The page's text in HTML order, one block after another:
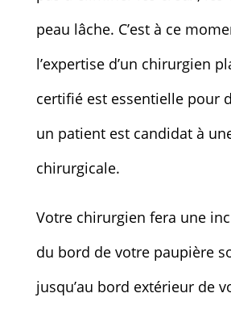
peau lâche. C’est à ce
l’expertise d’un chirurgien
certifié est essentielle pour
un patient est candidat à
chirurgicale.
Votre chirurgien fera une
du bord de votre paupière
jusqu’au bord extérieur de